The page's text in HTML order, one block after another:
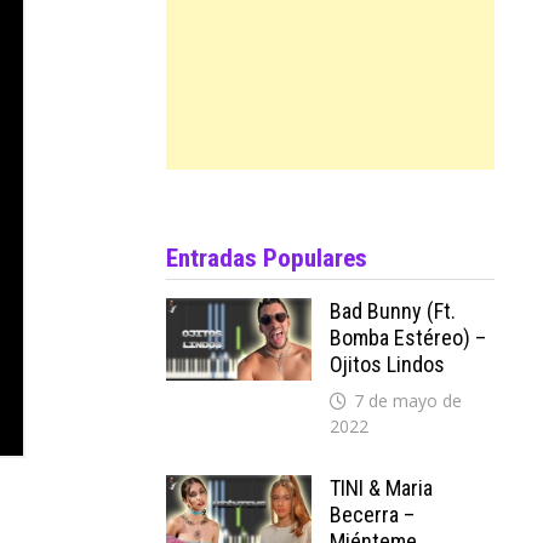
Entradas Populares
Bad Bunny (ft.
Bomba Estéreo) –
Ojitos Lindos
7 de mayo de
2022
TINI & Maria
Becerra –